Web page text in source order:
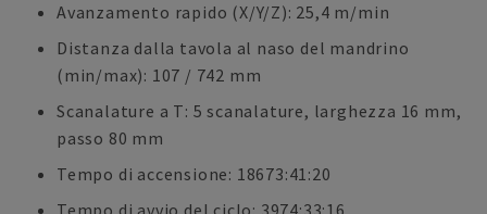
Avanzamento rapido (X/Y/Z): 25,4 m/min
Distanza dalla tavola al naso del mandrino
(min/max): 107 / 742 mm
Scanalature a T: 5 scanalature, larghezza 16 mm,
passo 80 mm
Tempo di accensione: 18673:41:20
Tempo di avvio del ciclo: 3974:33:16